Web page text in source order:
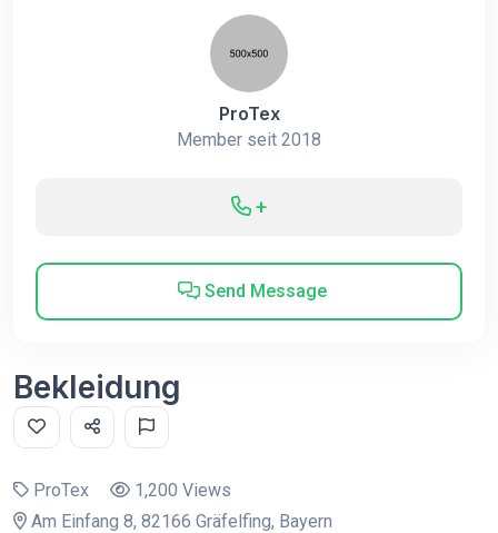
ProTex
Member seit 2018
+
Send Message
Bekleidung
ProTex
1,200 Views
Am Einfang 8, 82166 Gräfelfing, Bayern